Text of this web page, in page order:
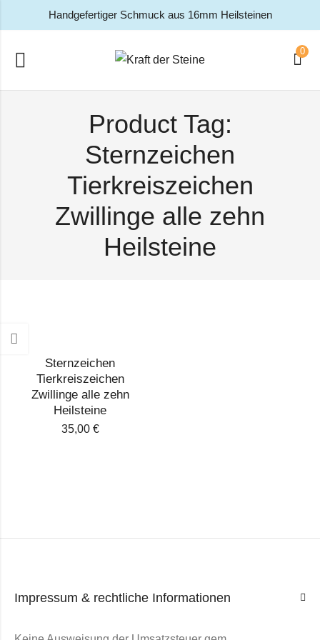
Handgefertiger Schmuck aus 16mm Heilsteinen
0
Product Tag:
Sternzeichen
Tierkreiszeichen
Zwillinge alle zehn
Heilsteine
Sternzeichen
Tierkreiszeichen
Zwillinge alle zehn
Heilsteine
35,00 €
Impressum & rechtliche Informationen